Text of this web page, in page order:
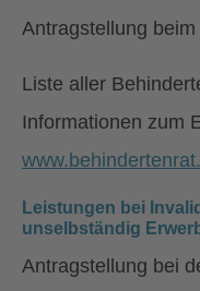
Antragstellung
Liste aller
Informationen zum
Leistungen bei
unselbständig
Antragstellung bei